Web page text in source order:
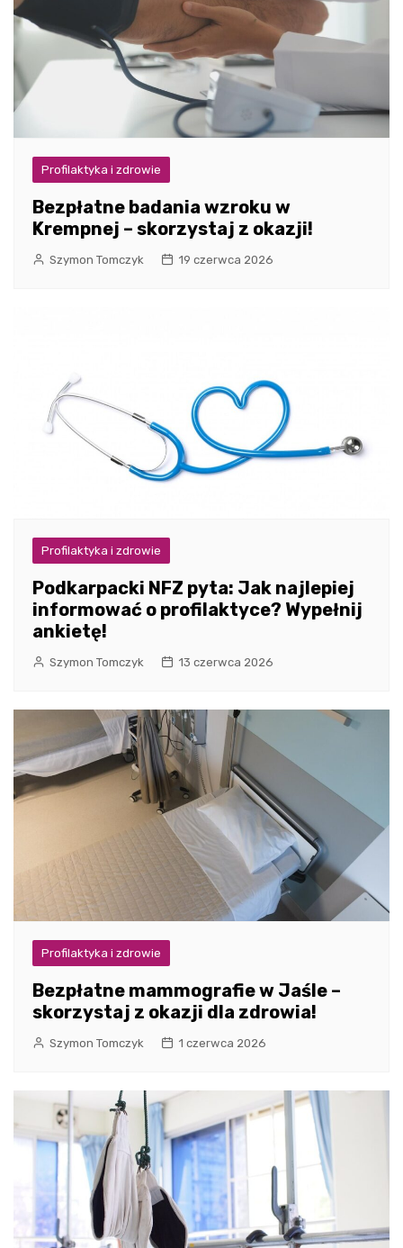
Profilaktyka i zdrowie
Bezpłatne badania wzroku w
Krempnej – skorzystaj z okazji!
Szymon Tomczyk 19 czerwca 2026
Profilaktyka i zdrowie
Podkarpacki NFZ pyta: Jak najlepiej
informować o profilaktyce? Wypełnij
ankietę!
Szymon Tomczyk 13 czerwca 2026
Profilaktyka i zdrowie
Bezpłatne mammografie w Jaśle –
skorzystaj z okazji dla zdrowia!
Szymon Tomczyk 1 czerwca 2026